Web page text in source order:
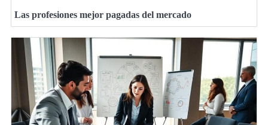
Las profesiones mejor pagadas del mercado